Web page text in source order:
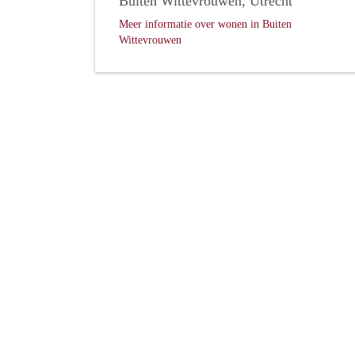
Meer informatie over wonen in Buiten
Wittevrouwen